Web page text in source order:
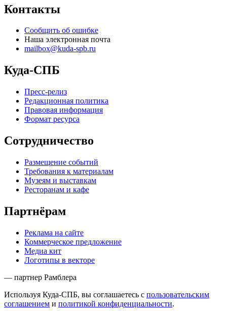
Контакты
Сообщить об ошибке
Наша электронная почта
mailbox@kuda-spb.ru
Куда-СПБ
Пресс-релиз
Редакционная политика
Правовая информация
Формат ресурса
Сотрудничество
Размещение событий
Требования к материалам
Музеям и выставкам
Ресторанам и кафе
Партнёрам
Реклама на сайте
Коммерческое предложение
Медиа кит
Логотипы в векторе
— партнер Рамблера
Используя Куда-СПБ, вы соглашаетесь с пользовательским
соглашением и политикой конфиденциальности.